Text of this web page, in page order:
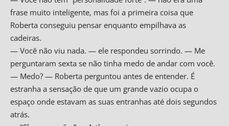
frase muito inteligente, mas foi a primeira coisa que
Roberta conseguiu pensar enquanto empilhava as
cadeiras.
— Você não viu nada. — ele respondeu sorrindo. — Me
perguntaram sexta se não tinha medo de andar com você.
— Medo? — Roberta perguntou antes de entender. É
estranha a sensação de que um grande vazio ocupa o
espaço onde estavam as suas entranhas até dois segundos
atrás.